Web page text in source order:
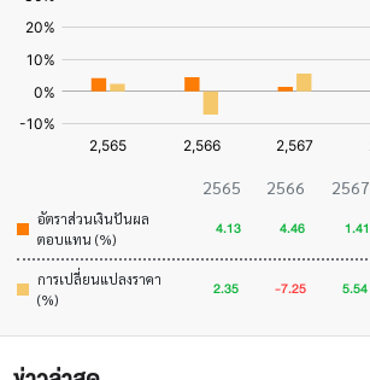
2565 2566 2567
อัตราส่วนเงินปันผล
ตอบแทน (%)
4.13 4.46 1.41
การเปลี่ยนแปลงราคา
(%)
2.35 -7.25 5.54